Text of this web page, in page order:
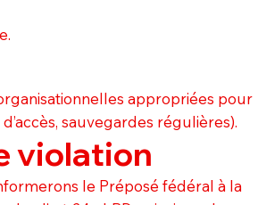
appropriées pour
sauvegardes régulières).
violation
le Préposé fédéral à la